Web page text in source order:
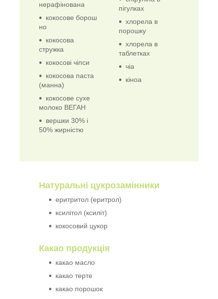
нерафінована
кокосове борош
но
кокосова
стружка
кокосові чіпси
кокосова паста
(манна)
кокосове сухе
молоко ВЕГАН
вершки 30% і
50% жирністю
пігулках
хлорела в
порошку
хлорела в
таблетках
чіа
кіноа
Натуральні цукрозамінники
еритритол (еритрол)
ксилітол (ксиліт)
кокосовий цукор
Какао продукція
какао масло
какао терте
какао порошок